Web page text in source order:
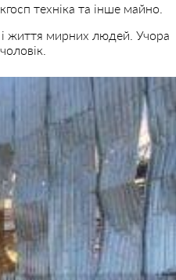
техніка та інше майно.
і життя мирних людей. Учора